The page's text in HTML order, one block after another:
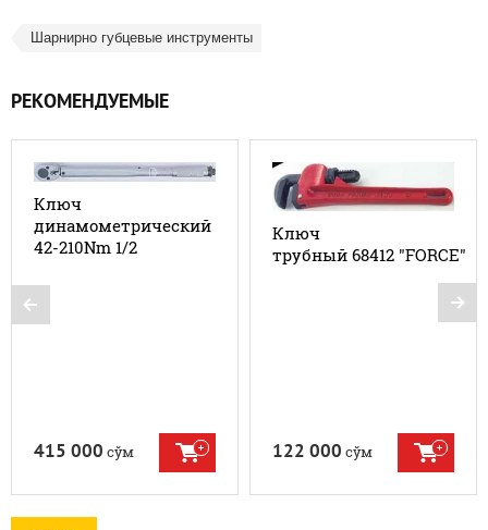
Шарнирно губцевые инструменты
РЕКОМЕНДУЕМЫЕ
Ключ
динамометрический
42-210Nm 1/2
415 000 сўм
Ключ
трубный 68412 "FORCE"
122 000 сўм